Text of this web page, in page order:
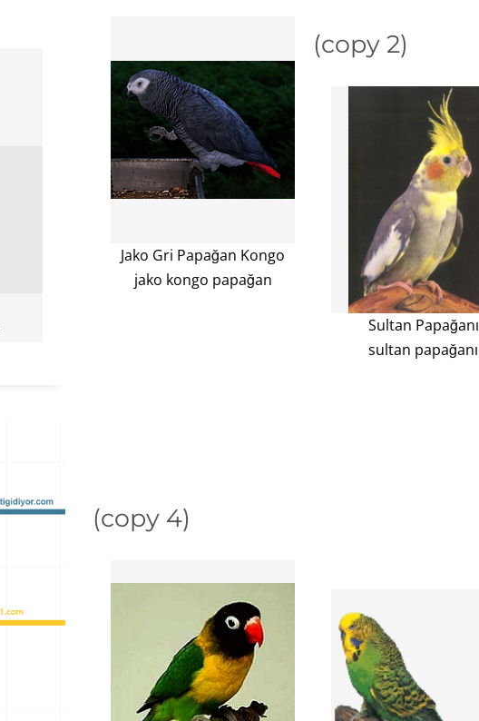
Jako Gri Papağan Kongo
jako kongo papağan
(copy 2)
Sultan Papağanı
sultan papağanı
(copy 4)